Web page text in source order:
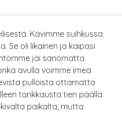
Kävimme suihkussa
Se oli likainen ja kaipasi
jäi sanomatta.
avulla voimme imeä
pulloista ottamatta
tankkausta tien päällä.
paikalta, mutta